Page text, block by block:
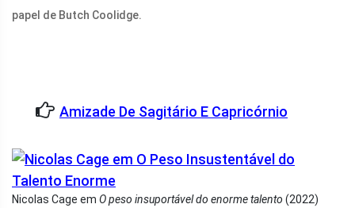
papel de Butch Coolidge.
Amizade De Sagitário E Capricórnio
Nicolas Cage em O peso insuportável do enorme talento (2022)